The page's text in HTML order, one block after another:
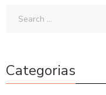
Categorias